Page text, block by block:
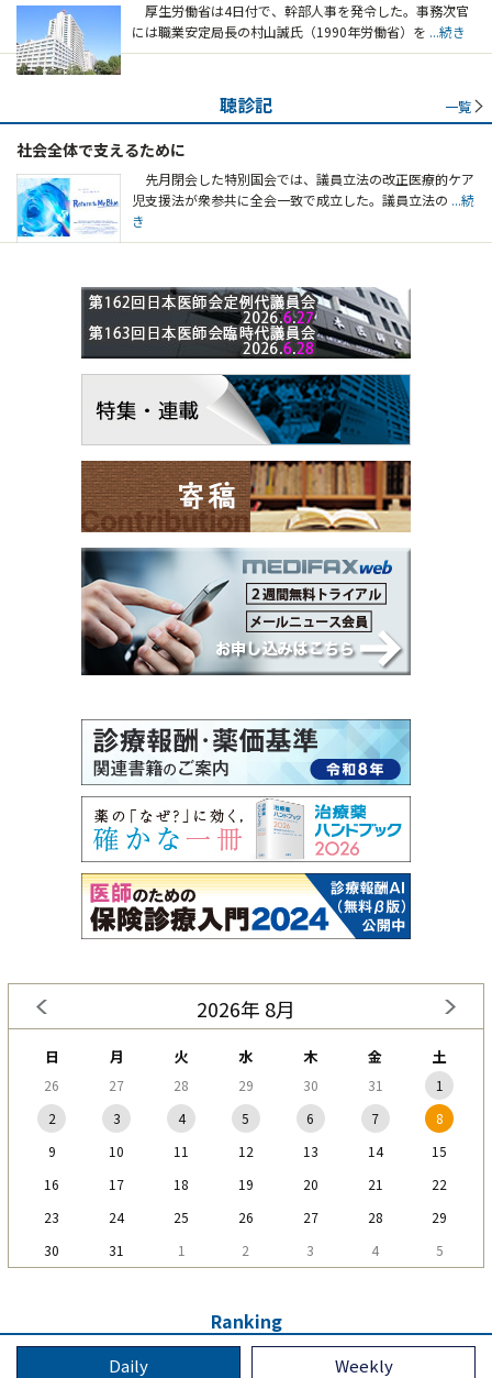
厚生労働省は4日付で、幹部人事を発令した。事務次官
には職業安定局長の村山誠氏（1990年労働省）を ...続き
聴診記 一覧
社会全体で支えるために
先月閉会した特別国会では、議員立法の改正医療的ケア
児支援法が衆参共に全会一致で成立した。議員立法の ...続
き
2026年 8月
日 月 火 水 木 金 土
26 27 28 29 30 31
1
2
3 4 5 6 7
8
9
10 11 12 13 14
15
16
17 18 19 20 21
22
23
24 25 26 27 28
29
30
31 1 2 3 4 5
Ranking
Daily Weekly